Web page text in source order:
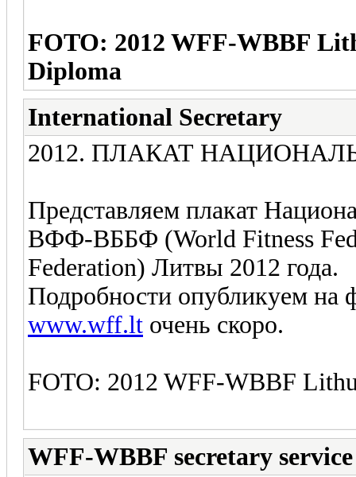
FOTO: 2012 WFF-WBBF
Diploma
International Secretary
2012. ПЛАКАТ
Представляем плакат
ВФФ-ВББФ (World Fitness
Federation) Литвы 2012 года.
Подробности опубликуем на
www.wff.lt очень скоро.
FOTO: 2012 WFF-WBBF
WFF-WBBF secretary service